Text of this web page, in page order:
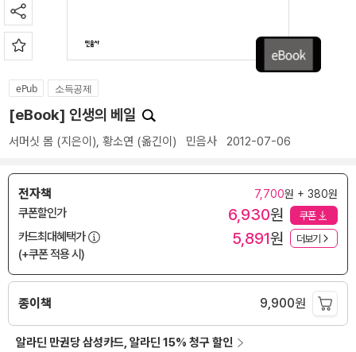
ePub 소득공제
[eBook] 인생의 베일
서머싯 몸 (지은이), 황소연 (옮긴이) 민음사 2012-07-06
전자책 7,700원 + 380원
쿠폰할인가 6,930원 쿠폰
카드최대혜택가
(+쿠폰 적용 시)
5,891원 더보기
종이책 9,900원
알라딘 만권당 삼성카드, 알라딘 15% 청구 할인